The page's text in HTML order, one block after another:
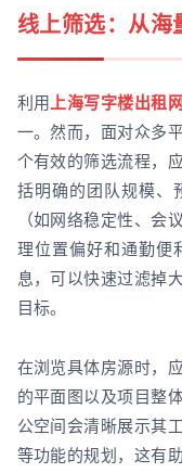
线上筛选：从海
利用上海写字楼出租网
一。然而，面对众多
个有效的筛选流程，
括明确的团队规模、
（如网络稳定性、会
理位置偏好和通勤便
息，可以快速过滤掉
目标。
在浏览具体房源时，
的平面图以及项目整
公空间会清晰展示其
等功能的规划，这有